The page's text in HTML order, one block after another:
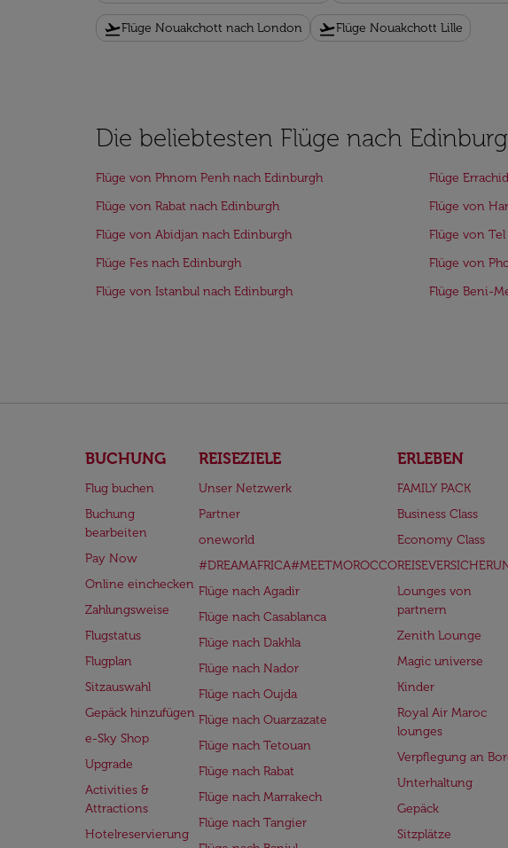
flight_takeoffFlüge Nouakchott nach London flight_takeoffFlüge Nouakchott Lille
Die beliebtesten Flüge nach
Flüge von Phnom Penh nach Edinburgh Flüge
Flüge von Rabat nach Edinburgh
Flüge von
Flüge von Abidjan nach Edinburgh
Flüge von
Flüge Fes nach Edinburgh
Flüge von
Flüge von Istanbul nach Edinburgh
Flüge Beni-
BUCHUNG
Flug buchen
Buchung
bearbeiten
Pay Now
Online einchecken
Zahlungsweise
Flugstatus
Flugplan
Sitzauswahl
Gepäck hinzufügen
e-Sky Shop
Upgrade
Activities &
Attractions
Hotelreservierung
REISEZIELE
Unser Netzwerk
Partner
oneworld
#DREAMAFRICA#MEETMOROCCO
Flüge nach Agadir
Flüge nach Casablanca
Flüge nach Dakhla
Flüge nach Nador
Flüge nach Oujda
Flüge nach Ouarzazate
Flüge nach Tetouan
Flüge nach Rabat
Flüge nach Marrakech
Flüge nach Tangier
ERLEBEN
FAMILY PACK
Business Class
Economy Class
Lounges von
partnern
Zenith Lounge
Magic universe
Kinder
Royal Air Maroc
lounges
Verpflegung an
Unterhaltung
Gepäck
Sitzplätze